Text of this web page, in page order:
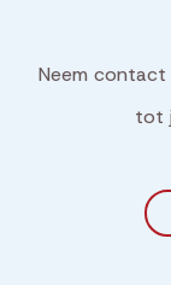
Neem
tot